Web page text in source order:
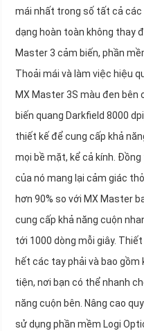
mái nhất trong số tất cả các
dạng hoàn toàn không thay
Master 3 cảm biến, phần
Thoải mái và làm việc hiệu
MX Master 3S màu đen
biến quang Darkfield 8000
thiết kế để cung cấp khả
mọi bề mặt, kể cả kính.
của nó mang lại cảm giác
hơn 90% so với MX Master
cung cấp khả năng cuộn
tới 1000 dòng mỗi giây.
hết các tay phải và bao
tiện, nơi bạn có thể nhanh
năng cuộn bên. Nâng cao
sử dụng phần mềm Logi